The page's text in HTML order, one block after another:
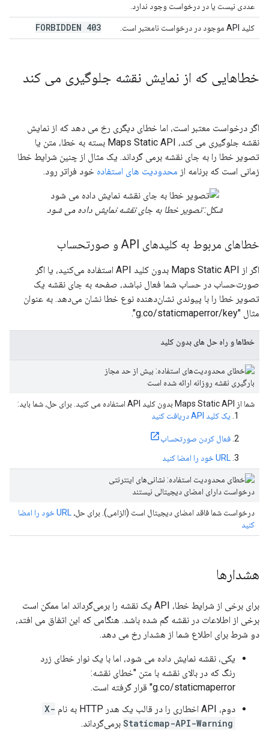
عددی نیست یا در درخواست وجود ندارد.
کلید API موجود در درخواست نامعتبر است. 403 FORBIDDEN
خطاهایی که از نمایش نقشه جلوگیری می کند
اگر درخواست معتبر است، اما خطای دیگری رخ می دهد که از نمایش
نقشه جلوگیری می کند، Maps Static API بسته به خطا، متن یا
تصویر خطا را به جای نقشه برمی گرداند. یک مثال از چنین شرایط خطا
زمانی است که برنامه از محدودیت های استفاده خود فراتر رود.
شکل: تصویر خطا به جای نقشه نمایش داده می شود
خطاهای مربوط به کلیدهای API و صورتحساب
اگر از Maps Static API بدون کلید API استفاده می‌کنید، یا اگر
صورت‌حساب در حساب شما فعال نباشد، صفحه به جای نقشه یک
تصویر خطا را با پیوندی نشان‌دهنده نوع خطا نشان می‌دهد. به عنوان
مثال "g.co/staticmaperror/key".
خطاها و راه حل های بدون کلید
شما از Maps Static API بدون کلید API استفاده می کنید. برای حل، شما باید:
یک کلید API دریافت کنید
فعال کردن صورتحساب
URL خود را امضا کنید
درخواست شما فاقد امضای دیجیتال است (الزامی). برای حل،
URL خود را امضا
کنید
هشدارها
برای برخی از شرایط خطا، API یک نقشه را برمی‌گرداند اما ممکن است
برخی از اطلاعات در نقشه گم شده باشد. هنگامی که این اتفاق می افتد،
دو شرط برای اطلاع شما از هشدار رخ می دهد.
یکی، نقشه نمایش داده می شود، اما با یک نوار خطای زرد
رنگ که در بالای نقشه با متن "خطای نقشه:
g.co/staticmaperror" قرار گرفته است.
دوم، API اخطاری را در قالب یک هدر HTTP به نام
X-
Staticmap-API-Warning برمی‌گرداند.